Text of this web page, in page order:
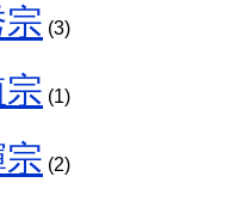
(3)
(1)
(2)